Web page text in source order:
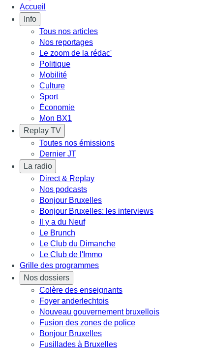
Accueil
Info
Tous nos articles
Nos reportages
Le zoom de la rédac'
Politique
Mobilité
Culture
Sport
Économie
Mon BX1
Replay TV
Toutes nos émissions
Dernier JT
La radio
Direct & Replay
Nos podcasts
Bonjour Bruxelles
Bonjour Bruxelles: les interviews
Il y a du Neuf
Le Brunch
Le Club du Dimanche
Le Club de l'Immo
Grille des programmes
Nos dossiers
Colère des enseignants
Foyer anderlechtois
Nouveau gouvernement bruxellois
Fusion des zones de police
Bonjour Bruxelles
Fusillades à Bruxelles